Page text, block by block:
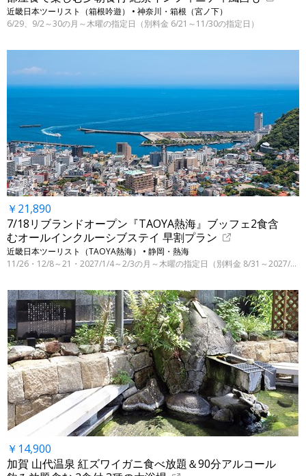
近畿日本ツーリスト（箱根吟遊） • 神奈川・箱根（宮ノ下）
6/29、9/2～30の月～木曜の指定日（別料金 6/21～11/30の指定日）
￥21,890
7/18リブランドオープン『TAOYA熱海』ブッフェ2食含
むオールインクルーシブステイ 早割プラン
近畿日本ツーリスト（TAOYA熱海） • 静岡・熱海
11/26・12/8～21・2027/1/4～2/3の月～木曜の指定日（別料金 8/31～2027/3/31の指定日）
￥14,900
加賀 山代温泉 紅ズワイガニ食べ放題＆90分アルコール